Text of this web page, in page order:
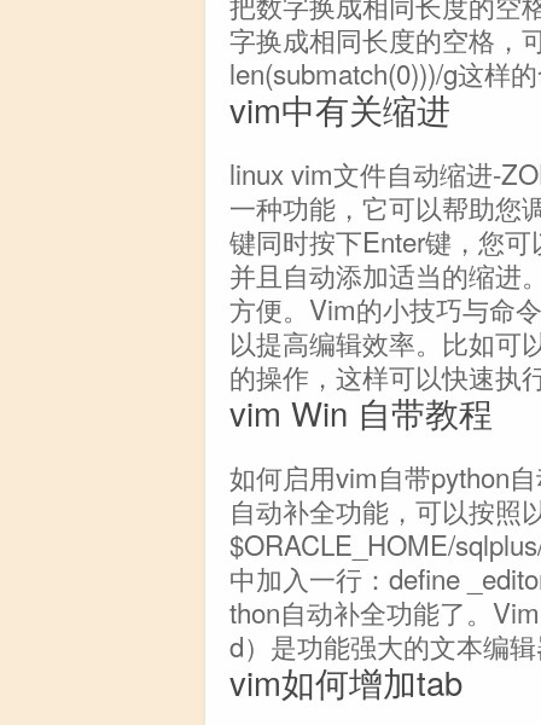
字换成相同长度的空格，
len(submatch(0)))/g这样
vim中有关缩进
linux vim文件自动缩进-
一种功能，它可以帮助您
键同时按下Enter键，您
并且自动添加适当的缩进
方便。Vim的小技巧与命
以提高编辑效率。比如可
的操作，这样可以快速执
vim Win 自带教程
如何启用vim自带python
自动补全功能，可以按照
$ORACLE_HOME/
中加入一行：define
thon自动补全功能了。
d）是功能强大的文本编
vim如何增加tab